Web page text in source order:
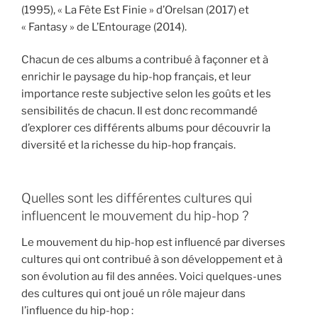
(1995), « La Fête Est Finie » d’Orelsan (2017) et
« Fantasy » de L’Entourage (2014).
Chacun de ces albums a contribué à façonner et à
enrichir le paysage du hip-hop français, et leur
importance reste subjective selon les goûts et les
sensibilités de chacun. Il est donc recommandé
d’explorer ces différents albums pour découvrir la
diversité et la richesse du hip-hop français.
Quelles sont les différentes cultures qui
influencent le mouvement du hip-hop ?
Le mouvement du hip-hop est influencé par diverses
cultures qui ont contribué à son développement et à
son évolution au fil des années. Voici quelques-unes
des cultures qui ont joué un rôle majeur dans
l’influence du hip-hop :